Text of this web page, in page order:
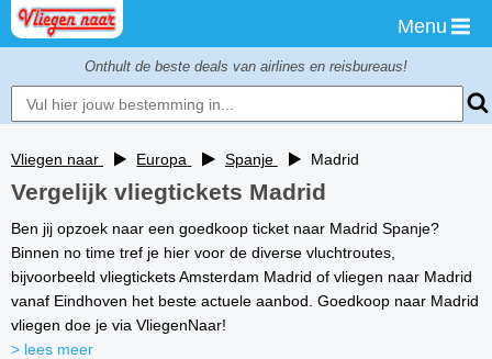
Menu
Onthult de beste deals van airlines en reisbureaus!
Vliegen naar Europa Spanje Madrid
Vergelijk vliegtickets Madrid
Ben jij opzoek naar een goedkoop ticket naar Madrid Spanje?
Binnen no time tref je hier voor de diverse vluchtroutes,
bijvoorbeeld vliegtickets Amsterdam Madrid of vliegen naar Madrid
vanaf Eindhoven het beste actuele aanbod. Goedkoop naar Madrid
vliegen doe je via VliegenNaar!
> lees meer